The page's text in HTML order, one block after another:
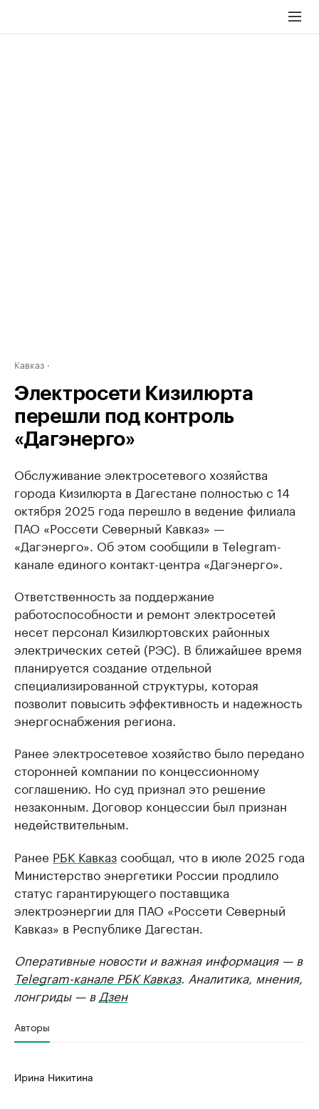
Кавказ
Электросети Кизилюрта
перешли под контроль
«Дагэнерго»
Обслуживание электросетевого хозяйства
города Кизилюрта в Дагестане полностью с 14
октября 2025 года перешло в ведение филиала
ПАО «Россети Северный Кавказ» —
«Дагэнерго». Об этом сообщили в Telegram-
канале единого контакт-центра «Дагэнерго».
Ответственность за поддержание
работоспособности и ремонт электросетей
несет персонал Кизилюртовских районных
электрических сетей (РЭС). В ближайшее время
планируется создание отдельной
специализированной структуры, которая
позволит повысить эффективность и надежность
энергоснабжения региона.
Ранее электросетевое хозяйство было передано
сторонней компании по концессионному
соглашению. Но суд признал это решение
незаконным. Договор концессии был признан
недействительным.
Ранее РБК Кавказсообщал, что в июле 2025 года
Министерство энергетики России продлило
статус гарантирующего поставщика
электроэнергии для ПАО «Россети Северный
Кавказ» в Республике Дагестан.
Оперативные новости и важная информация — в
Telegram-канале РБК Кавказ. Аналитика, мнения,
лонгриды — в Дзен
Авторы
Ирина Никитина